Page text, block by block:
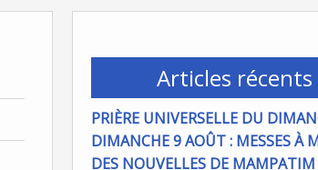
Articles récents